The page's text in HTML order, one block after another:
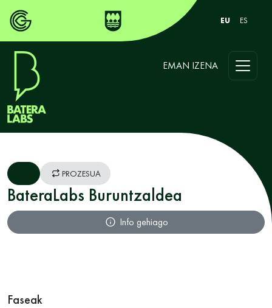
EU ES
EMAN IZENA
PROZESUA
BateraLabs Buruntzaldea
Info gehiago
Faseak